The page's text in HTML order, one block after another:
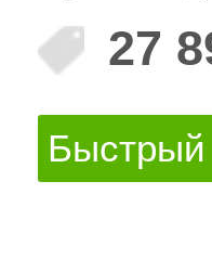
27
Быстрый